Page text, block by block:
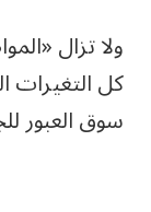
ولا تزال
كل التغيرات
سوق العبور